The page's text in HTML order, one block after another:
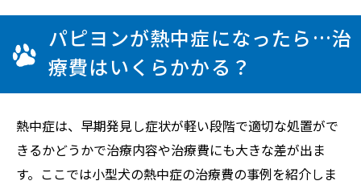
パピヨンが熱中症になったら…治
療費はいくらかかる？
熱中症は、早期発見し症状が軽い段階で適切な処置がで
きるかどうかで治療内容や治療費にも大きな差が出ま
す。ここでは小型犬の熱中症の治療費の事例を紹介しま